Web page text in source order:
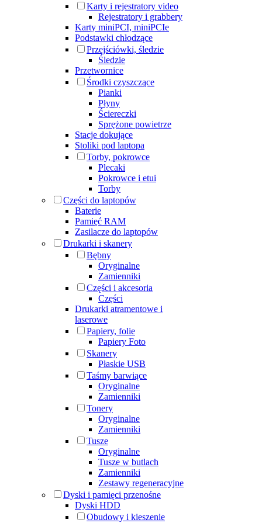
Karty i rejestratory video
Rejestratory i grabbery
Karty miniPCI, miniPCIe
Podstawki chłodzące
Przejściówki, śledzie
Śledzie
Przetwornice
Środki czyszczące
Pianki
Płyny
Ściereczki
Sprężone powietrze
Stacje dokujące
Stoliki pod laptopa
Torby, pokrowce
Plecaki
Pokrowce i etui
Torby
Części do laptopów
Baterie
Pamięć RAM
Zasilacze do laptopów
Drukarki i skanery
Bębny
Oryginalne
Zamienniki
Części i akcesoria
Części
Drukarki atramentowe i
laserowe
Papiery, folie
Papiery Foto
Skanery
Płaskie USB
Taśmy barwiące
Oryginalne
Zamienniki
Tonery
Oryginalne
Zamienniki
Tusze
Oryginalne
Tusze w butlach
Zamienniki
Zestawy regeneracyjne
Dyski i pamięci przenośne
Dyski HDD
Obudowy i kieszenie